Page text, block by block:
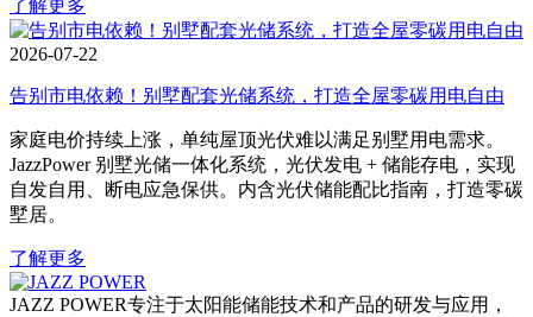
了解更多
2026-07-22
告别市电依赖！别墅配套光储系统，打造全屋零碳用电自由
家庭电价持续上涨，单纯屋顶光伏难以满足别墅用电需求。
JazzPower 别墅光储一体化系统，光伏发电 + 储能存电，实现
自发自用、断电应急保供。内含光伏储能配比指南，打造零碳
墅居。
了解更多
JAZZ POWER专注于太阳能储能技术和产品的研发与应用，